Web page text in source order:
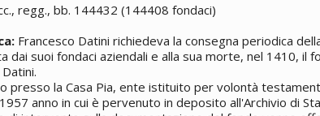
regg., bb. 144432 (144408 fondaci)
Francesco Datini richiedeva la consegna periodica
dai suoi fondaci aziendali e alla sua morte, nel 1410, il
presso la Casa Pia, ente istituito per volontà
anno in cui è pervenuto in deposito all'Archivio di